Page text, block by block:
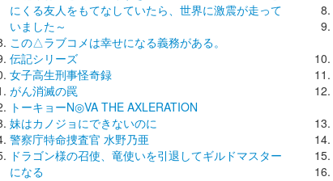
にくる友人をもてなしていたら、世界に激震が走って
いました～
この△ラブコメは幸せになる義務がある。
伝記シリーズ
女子高生刑事怪奇録
がん消滅の罠
トーキョーN◎VA THE AXLERATION
妹はカノジョにできないのに
警察庁特命捜査官 水野乃亜
ドラゴン様の召使、竜使いを引退してギルドマスター
になる